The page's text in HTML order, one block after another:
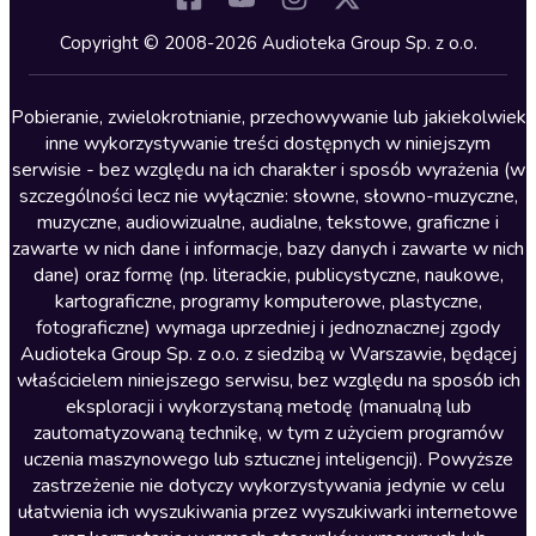
Kryminały
Lektury szkolne
Literatura anglojęzyczna
Literatura faktu
Literatura obyczajowa
Literatura piękna obca
Literatura piękna polska
Nagrania relaksacyjne
Nauka języków
Nauki humanistyczne
Podcasty i audycje
Polityka
Prasa
Copyright © 2008-2026 Audioteka Group Sp. z o.o.
Pobieranie, zwielokrotnianie, przechowywanie lub jakiekolwiek
inne wykorzystywanie treści dostępnych w niniejszym
serwisie - bez względu na ich charakter i sposób wyrażenia (w
szczególności lecz nie wyłącznie: słowne, słowno-muzyczne,
muzyczne, audiowizualne, audialne, tekstowe, graficzne i
zawarte w nich dane i informacje, bazy danych i zawarte w nich
dane) oraz formę (np. literackie, publicystyczne, naukowe,
kartograficzne, programy komputerowe, plastyczne,
fotograficzne) wymaga uprzedniej i jednoznacznej zgody
Audioteka Group Sp. z o.o. z siedzibą w Warszawie, będącej
właścicielem niniejszego serwisu, bez względu na sposób ich
eksploracji i wykorzystaną metodę (manualną lub
zautomatyzowaną technikę, w tym z użyciem programów
uczenia maszynowego lub sztucznej inteligencji). Powyższe
zastrzeżenie nie dotyczy wykorzystywania jedynie w celu
ułatwienia ich wyszukiwania przez wyszukiwarki internetowe